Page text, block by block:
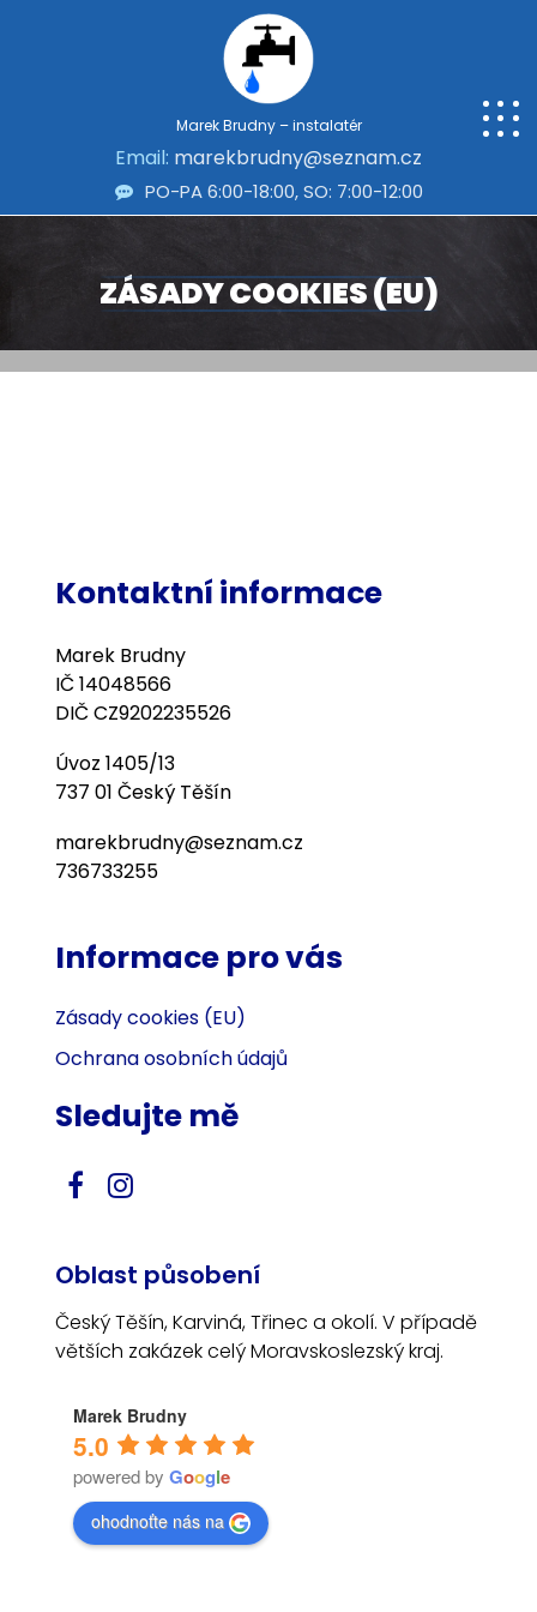
Marek Brudny – instalatér
Email: marekbrudny@seznam.cz
PO-PA 6:00-18:00, SO: 7:00-12:00
ZÁSADY COOKIES (EU)
Kontaktní informace
Marek Brudny
IČ 14048566
DIČ CZ9202235526
Úvoz 1405/13
737 01 Český Těšín
marekbrudny@seznam.cz
736733255
Informace pro vás
Zásady cookies (EU)
Ochrana osobních údajů
Sledujte mě
Oblast působení
Český Těšín, Karviná, Třinec a okolí. V případě
větších zakázek celý Moravskoslezský kraj.
Marek Brudny
5.0
powered by Google
ohodnoťte nás na